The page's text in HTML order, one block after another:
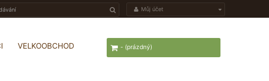
Můj účet
VELKOOBCHOD - (prázdný)